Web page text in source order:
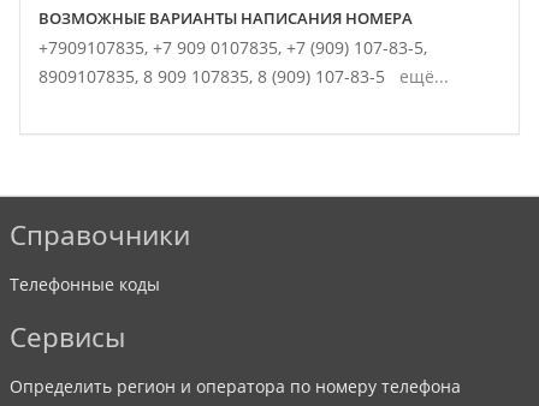
ВОЗМОЖНЫЕ ВАРИАНТЫ НАПИСАНИЯ НОМЕРА
+7909107835, +7 909 0107835, +7 (909) 107-83-5,
8909107835, 8 909 107835, 8 (909) 107-83-5 ещё...
Справочники
Телефонные коды
Сервисы
Определить регион и оператора по номеру телефона